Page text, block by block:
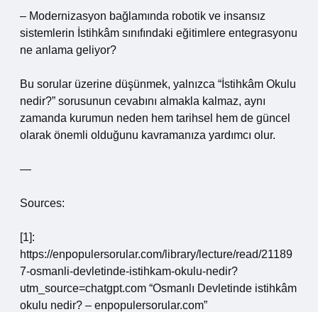
– Modernizasyon bağlamında robotik ve insansız
sistemlerin İstihkâm sınıfındaki eğitimlere entegrasyonu
ne anlama geliyor?
Bu sorular üzerine düşünmek, yalnızca “İstihkâm Okulu
nedir?” sorusunun cevabını almakla kalmaz, aynı
zamanda kurumun neden hem tarihsel hem de güncel
olarak önemli olduğunu kavramanıza yardımcı olur.
—
Sources:
[1]:
https://enpopulersorular.com/library/lecture/read/21189
7-osmanli-devletinde-istihkam-okulu-nedir?
utm_source=chatgpt.com “Osmanlı Devletinde istihkâm
okulu nedir? – enpopulersorular.com”